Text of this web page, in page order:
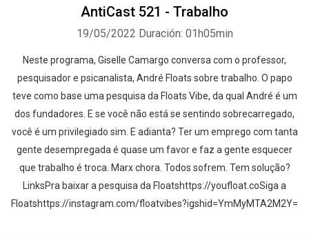
AntiCast 521 - Trabalho
19/05/2022 Duración: 01h05min
Neste programa, Giselle Camargo conversa com o professor,
pesquisador e psicanalista, André Floats sobre trabalho. O papo
teve como base uma pesquisa da Floats Vibe, da qual André é um
dos fundadores. E se você não está se sentindo sobrecarregado,
você é um privilegiado sim. E adianta? Ter um emprego com tanta
gente desempregada é quase um favor e faz a gente esquecer
que trabalho é troca. Marx chora. Todos sofrem. Tem solução?
LinksPra baixar a pesquisa da Floatshttps://youfloat.coSiga a
Floatshttps://instagram.com/floatvibes?igshid=YmMyMTA2M2Y=